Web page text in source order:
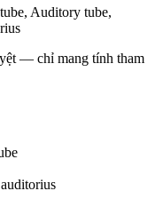
Auditory tube,
— chỉ mang tính tham